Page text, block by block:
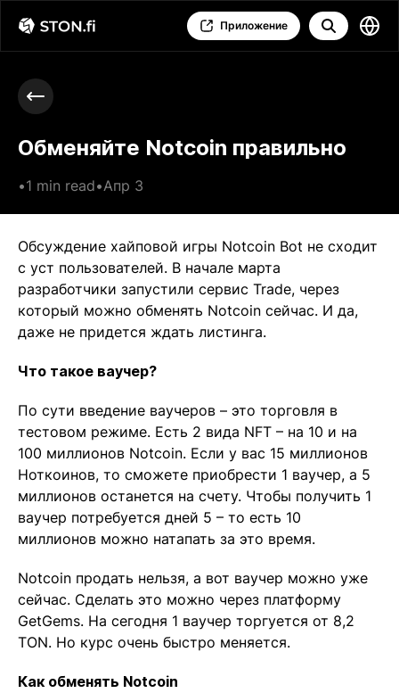
Приложение
Обменяйте Notcoin правильно
•1 min read•Апр 3
Обсуждение хайповой игры Notcoin Bot не сходит
с уст пользователей. В начале марта
разработчики запустили сервис Trade, через
который можно обменять Notcoin сейчас. И да,
даже не придется ждать листинга.
Что такое ваучер?
По сути введение ваучеров – это торговля в
тестовом режиме. Есть 2 вида NFT – на 10 и на
100 миллионов Notcoin. Если у вас 15 миллионов
Ноткоинов, то сможете приобрести 1 ваучер, а 5
миллионов останется на счету. Чтобы получить 1
ваучер потребуется дней 5 – то есть 10
миллионов можно натапать за это время.
Notcoin продать нельзя, а вот ваучер можно уже
сейчас. Сделать это можно через платформу
GetGems. На сегодня 1 ваучер торгуется от 8,2
TON. Но курс очень быстро меняется.
Как обменять Notcoin